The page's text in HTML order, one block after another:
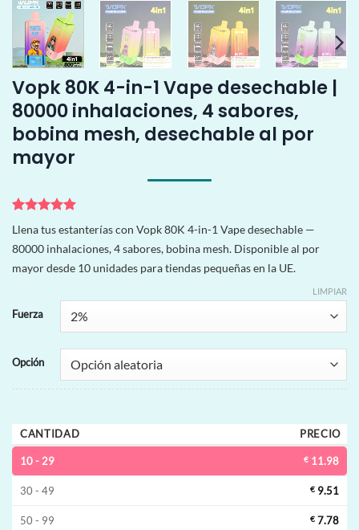
Vopk 80K 4-in-1 Vape desechable |
80000 inhalaciones, 4 sabores,
bobina mesh, desechable al por
mayor
Valorado
con5de 5
en base a
5
valoraciones
de clientes
Llena tus estanterías con Vopk 80K 4-in-1 Vape desechable —
80000 inhalaciones, 4 sabores, bobina mesh. Disponible al por
mayor desde 10 unidades para tiendas pequeñas en la UE.
Fuerza
Opción
LIMPIAR
CANTIDAD PRECIO
10 - 29 € 11.98
30 - 49 € 9.51
50 - 99 € 7.78